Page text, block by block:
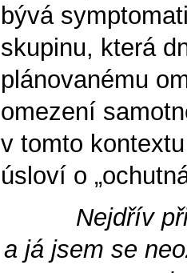
bývá
skupinu, která
plánovanému
omezení
v tomto
úsloví o
Nejdřív
a já jsem se